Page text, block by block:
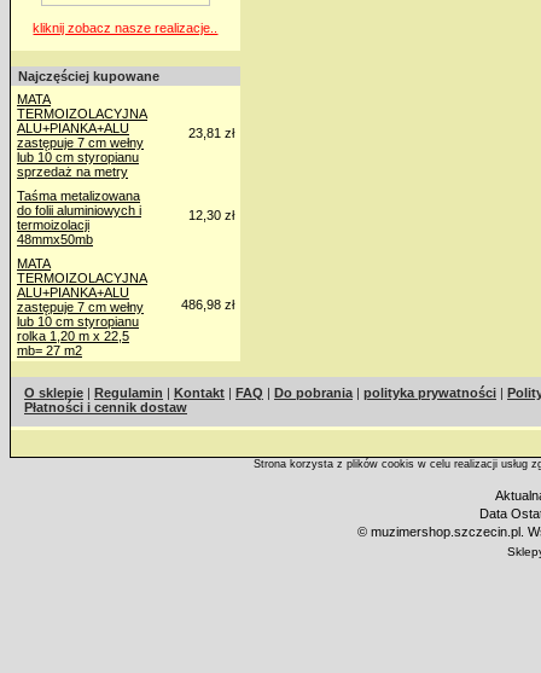
kliknij zobacz nasze realizacje..
Najczęściej kupowane
MATA
TERMOIZOLACYJNA
ALU+PIANKA+ALU
zastępuje 7 cm wełny
lub 10 cm styropianu
sprzedaż na metry
23,81 zł
Taśma metalizowana
do folii aluminiowych i
termoizolacji
48mmx50mb
12,30 zł
MATA
TERMOIZOLACYJNA
ALU+PIANKA+ALU
zastępuje 7 cm wełny
lub 10 cm styropianu
rolka 1,20 m x 22,5
mb= 27 m2
486,98 zł
O sklepie | Regulamin | Kontakt | FAQ | Do pobrania | polityka prywatności |
Płatności i cennik dostaw
Strona korzysta z plików cookis w celu realizacji usług
Data
© muzimershop.szczecin.pl.